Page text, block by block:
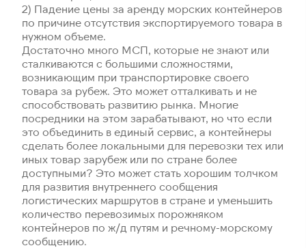
2) Падение цены за аренду морских контейнеров
по причине отсутствия экспортируемого товара в
нужном объеме.
Достаточно много МСП, которые не знают или
сталкиваются с большими сложностями,
возникающим при транспортировке своего
товара за рубеж. Это может отталкивать и не
способствовать развитию рынка. Многие
посредники на этом зарабатывают, но что если
это объединить в единый сервис, а контейнеры
сделать более локальными для перевозки тех или
иных товар зарубеж или по стране более
доступными? Это может стать хорошим толчком
для развития внутреннего сообщения
логистических маршрутов в стране и уменьшить
количество перевозимых порожняком
контейнеров по ж/д путям и речному-морскому
сообщению.